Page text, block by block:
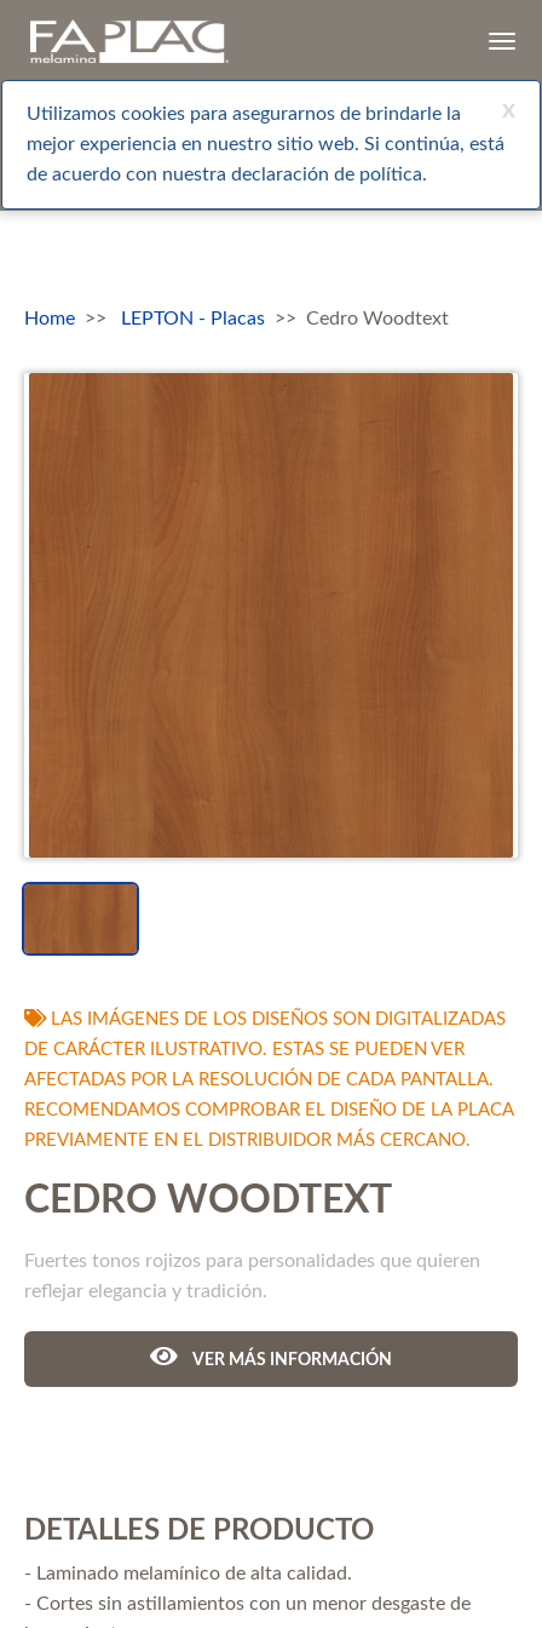
x
Utilizamos cookies para asegurarnos de brindarle la
mejor experiencia en nuestro sitio web. Si continúa, está
de acuerdo con nuestra declaración de política.
Home LEPTON - Placas Cedro Woodtext
LAS IMÁGENES DE LOS DISEÑOS SON DIGITALIZADAS
DE CARÁCTER ILUSTRATIVO. ESTAS SE PUEDEN VER
AFECTADAS POR LA RESOLUCIÓN DE CADA PANTALLA.
RECOMENDAMOS COMPROBAR EL DISEÑO DE LA PLACA
PREVIAMENTE EN EL DISTRIBUIDOR MÁS CERCANO.
CEDRO WOODTEXT
Fuertes tonos rojizos para personalidades que quieren
reflejar elegancia y tradición.
VER MÁS INFORMACIÓN
DETALLES DE PRODUCTO
- Laminado melamínico de alta calidad.
- Cortes sin astillamientos con un menor desgaste de